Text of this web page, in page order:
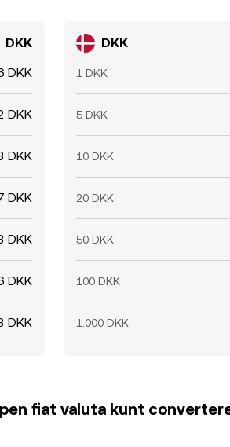
DKK
DKK
DKK
DKK
DKK
DKK
DKK
DKK
DKK
1 DKK
5 DKK
10 DKK
20 DKK
50 DKK
100 DKK
1.000 DKK
fiat valuta kunt